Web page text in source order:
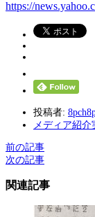
https://
投稿者:
メディア紹介
前の記事
次の記事
関連記事